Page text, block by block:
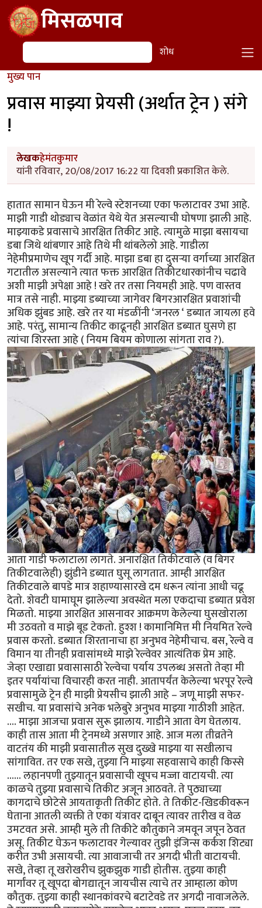
Skip to main contentमिसळपाव
शोध शोध
मुख्य पान
प्रवास माझ्या प्रेयसी (अर्थात ट्रेन ) संगे
!
लेखकहेमंतकुमार
यांनी रविवार, 20/08/2017 16:22 या दिवशी प्रकाशित केले.
हातात सामान घेऊन मी रेल्वे स्टेशनच्या एका फलाटावर उभा आहे.
माझी गाडी थोड्याच वेळांत येथे येत असल्याची घोषणा झाली आहे.
माझ्याकडे प्रवासाचे आरक्षित तिकीट आहे. त्यामुळे माझा बसायचा
डबा जिथे थांबणार आहे तिथे मी थांबलेलो आहे. गाडीला
नेहेमीप्रमाणेच खूप गर्दी आहे. माझा डबा हा दुसऱ्या वर्गाच्या आरक्षित
गटातील असल्याने त्यात फक्त आरक्षित तिकीटधारकांनीच चढावे
अशी माझी अपेक्षा आहे ! खरे तर तसा नियमही आहे. पण वास्तव
मात्र तसे नाही. माझ्या डब्याच्या जागेवर बिगरआरक्षित प्रवाशांची
अधिक झुंबड आहे. खरे तर या मंडळींनी ‘जनरल ‘ डब्यात जायला हवे
आहे. परंतु, सामान्य तिकीट काढूनही आरक्षित डब्यात घुसणे हा
त्यांचा शिरस्ता आहे ( नियम बियम कोणाला सांगता राव ?).
आता गाडी फलाटाला लागते. अनारक्षित तिकीटवाले (व बिगर
तिकीटवालेही) झुंडीने डब्यात घुसू लागतात. आम्ही आरक्षित
तिकीटवाले बापडे मात्र शहाण्यासारखे दम धरून त्यांना आधी चढू
देतो. शेवटी घामाघूम झालेल्या अवस्थेत मला एकदाचा डब्यात प्रवेश
मिळतो. माझ्या आरक्षित आसनावर आक्रमण केलेल्या घुसखोराला
मी उठवतो व माझे बूड टेकतो. हुश्श ! कामानिमित्त मी नियमित रेल्वे
प्रवास करतो. डब्यात शिरतानाचा हा अनुभव नेहेमीचाच. बस, रेल्वे व
विमान या तीनही प्रवासांमध्ये माझे रेल्वेवर आत्यंतिक प्रेम आहे.
जेव्हा एखाद्या प्रवासासाठी रेल्वेचा पर्याय उपलब्ध असतो तेव्हा मी
इतर पर्यायांचा विचारही करत नाही. आतापर्यंत केलेल्या भरपूर रेल्वे
प्रवासामुळे ट्रेन ही माझी प्रेयसीच झाली आहे – जणू माझी सफर-
सखीच. या प्रवासांचे अनेक भलेबुरे अनुभव माझ्या गाठीशी आहेत.
.... माझा आजचा प्रवास सुरू झालाय. गाडीने आता वेग घेतलाय.
काही तास आता मी ट्रेनमध्ये असणार आहे. आज मला तीव्रतेने
वाटतंय की माझी प्रवासातील सुख दुख्खे माझ्या या सखीलाच
सांगावित. तर एक सखे, तुझ्या नि माझ्या सहवासाचे काही किस्से
...... लहानपणी तुझ्यातून प्रवासाची खूपच मज्जा वाटायची. त्या
काळचे तुझ्या प्रवासाचे तिकीट अजून आठवते. ते पुठ्याच्या
कागदाचे छोटेसे आयताकृती तिकीट होते. ते तिकीट-खिडकीवरून
घेताना आतली व्यक्ती ते एका यंत्रावर दाबून त्यावर तारीख व वेळ
उमटवत असे. आम्ही मुले ती तिकीटे कौतुकाने जमवून जपून ठेवत
असू. तिकीट घेऊन फलाटावर गेल्यावर तुझी इंजिन्स कर्कश शिट्या
करीत उभी असायची. त्या आवाजाची तर अगदी भीती वाटायची.
सखे, तेव्हा तू खरोखरीच झुकझुक गाडी होतीस. तुझ्या काही
मार्गांवर तू खूपदा बोगद्यातून जायचीस त्याचे तर आम्हाला कोण
कौतुक. तुझ्या काही स्थानकांवरचे बटाटेवडे तर अगदी नावाजलेले.